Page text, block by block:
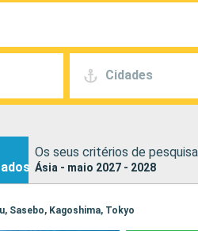
Cidades
Os seus critérios de
Ásia - maio 2027 - 2028
Sasebo, Kagoshima, Tokyo